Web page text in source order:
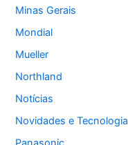
Minas Gerais
Mondial
Mueller
Northland
Notícias
Novidades e Tecnologia